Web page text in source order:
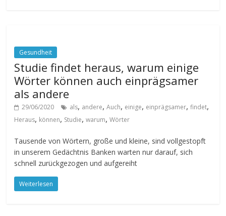
Gesundheit
Studie findet heraus, warum einige
Wörter können auch einprägsamer
als andere
29/06/2020 als, andere,Auch, einige, einprägsamer,findet,
Heraus, können, Studie,warum,Wörter
Tausende von Wörtern, große und kleine, sind vollgestopft
in unserem Gedächtnis Banken warten nur darauf, sich
schnell zurückgezogen und aufgereiht
Weiterlesen